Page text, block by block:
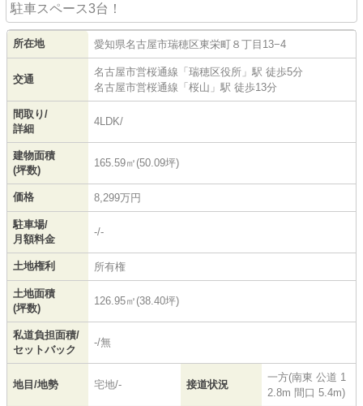
駐車スペース3台！
所在地 愛知県名古屋市瑞穂区東栄町 ８丁目13−4
交通
名古屋市営桜通線 「 瑞穂区役所 」駅 徒歩5分
名古屋市営桜通線 「 桜山 」駅 徒歩13分
間取り/
詳細
4LDK/
建物面積
(坪数)
165.59㎡(50.09坪)
価格 8,299万円
駐車場/
月額料金
-/-
土地権利 所有権
土地面積
(坪数)
126.95㎡(38.40坪)
私道負担面積/
セットバック
-/無
地目/地勢 宅地/- 接道状況
一方(南東 公道 1
2.8m 間口 5.4m)